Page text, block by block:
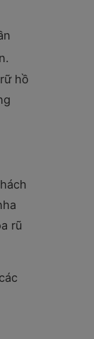
hồ
rũ